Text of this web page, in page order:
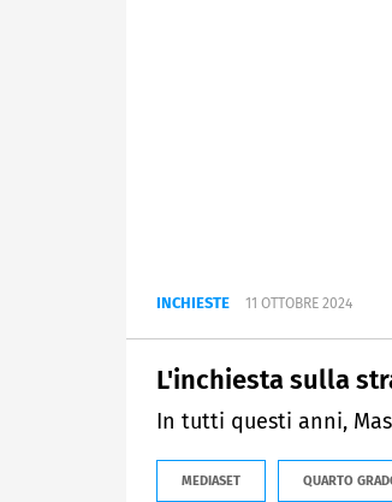
INCHIESTE 11 OTTOBRE 2024
L'inchiesta sulla
In tutti questi anni,
MEDIASET QUARTO